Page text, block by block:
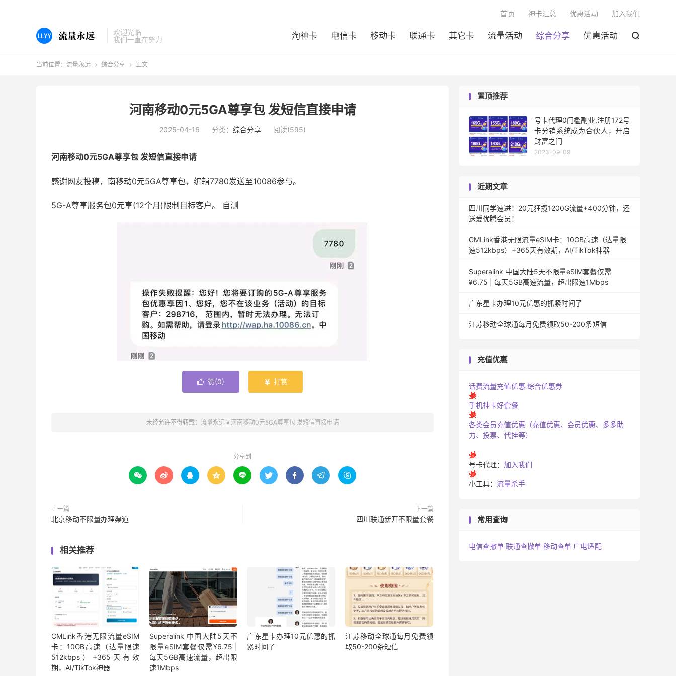
欢迎光临
我们一直在努力
淘神卡 电信卡 移动卡 联通卡 其它卡 流量活动 综合分享 优惠活动 
首页 神卡汇总 优惠活动 加入我们
当前位置： 流量永远  综合分享  正文
河南移动0元5GA尊享包 发短信直接申请
2025-04-16 分类： 综合分享 阅读(595)
河南移动0元5GA尊享包 发短信直接申请
感谢网友投稿，南移动0元5GA尊享包，编辑7780发送至10086参与。
5G-A尊享服务包0元享(12个月)限制目标客户。 自测
 赞(0)  打赏
未经允许不得转载： 流量永远 » 河南移动0元5GA尊享包 发短信直接申请
分享到
        
上一篇
北京移动不限量办理渠道
下一篇
四川联通新开不限量套餐
相关推荐
CMLink香港无限流量eSIM
卡：10GB高速（达量限速
512kbps）+365天有效
期，AI/TikTok神器
Superalink 中国大陆5天不
限量eSIM套餐仅需¥6.75 |
每天5GB高速流量，超出限
速1Mbps
广东星卡办理10元优惠的抓
紧时间了
江苏移动全球通每月免费领
取50-200条短信
置顶推荐
号卡代理0门槛副业,注册172号
卡分销系统成为合伙人，开启
财富之门
2023-09-09
近期文章
四川同学速进！20元狂揽1200G流量+400分钟，还
送爱优腾会员！
CMLink香港无限流量eSIM卡：10GB高速（达量限
速512kbps）+365天有效期，AI/TikTok神器
Superalink 中国大陆5天不限量eSIM套餐仅需
¥6.75 | 每天5GB高速流量，超出限速1Mbps
广东星卡办理10元优惠的抓紧时间了
江苏移动全球通每月免费领取50-200条短信
充值优惠
话费流量充值优惠 综合优惠券
手机神卡好套餐
各类会员充值优惠（充值优惠、会员优惠、多多助
力、投票、代挂等）
号卡代理： 加入我们
小工具： 流量杀手
常用查询
电信查撤单 联通查撤单 移动查单 广电适配